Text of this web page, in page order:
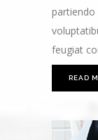
partiendo
feugiat
READ